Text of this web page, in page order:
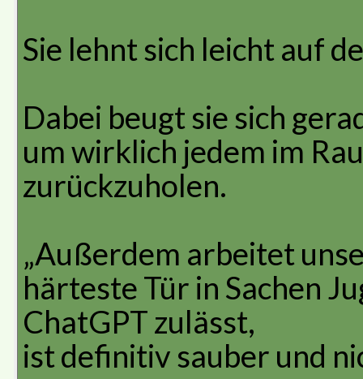
Sie lehnt sich leicht auf
Dabei beugt sie sich
um wirklich jedem im
zurückzuholen.
„Außerdem arbeitet
härteste Tür in Sachen
ChatGPT zulässt,
ist definitiv sauber und